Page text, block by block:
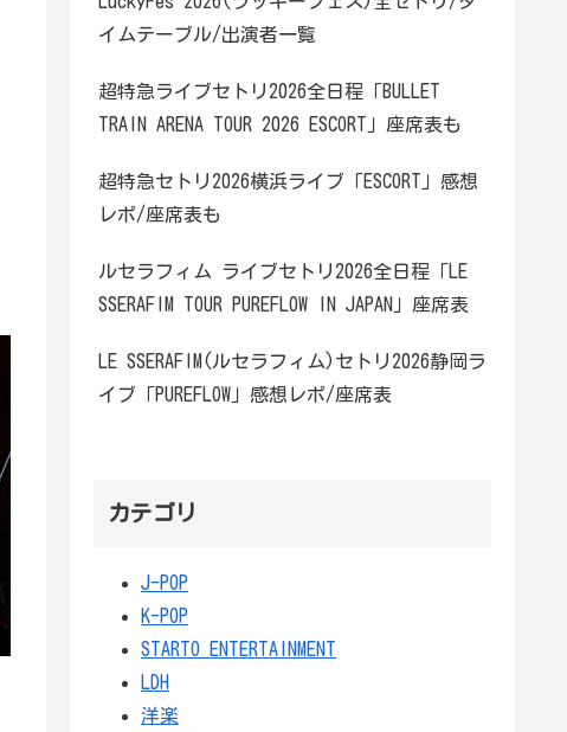
イムテーブル/出演者一覧
超特急ライブセトリ2026全日程「BULLET
TRAIN ARENA TOUR 2026 ESCORT」座席表も
超特急セトリ2026横浜ライブ「ESCORT」感想
レポ/座席表も
ルセラフィム ライブセトリ2026全日程「LE
SSERAFIM TOUR PUREFLOW IN JAPAN」座席表
LE SSERAFIM(ルセラフィム)セトリ2026静岡ラ
イブ「PUREFLOW」感想レポ/座席表
カテゴリ
J-POP
K-POP
STARTO ENTERTAINMENT
LDH
洋楽